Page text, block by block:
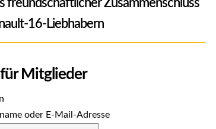
freundschaftlicher Zusammenschluss
16-Liebhabern
für Mitglieder
oder E-Mail-Adresse